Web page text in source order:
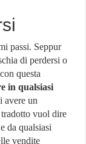
passi. Seppur
di perdersi o
questa
in qualsiasi
avere un
tradotto vuol dire
da qualsiasi
vendite